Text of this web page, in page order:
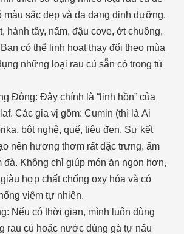
màu sắc đẹp và đa dạng dinh dưỡng.
hành tây, nấm, đậu cove, ớt chuông,
có thể linh hoạt thay đổi theo mùa
những loại rau củ sẵn có trong tủ
Đông: Đây chính là “linh hồn” của
Các gia vị gồm: Cumin (thì là Ai
bột nghệ, quế, tiêu đen. Sự kết
nên hương thơm rất đặc trưng, ấm
đà. Không chỉ giúp món ăn ngon hơn,
hợp chất chống oxy hóa và có
viêm tự nhiên.
Nếu có thời gian, mình luôn dùng
rau củ hoặc nước dùng gà tự nấu